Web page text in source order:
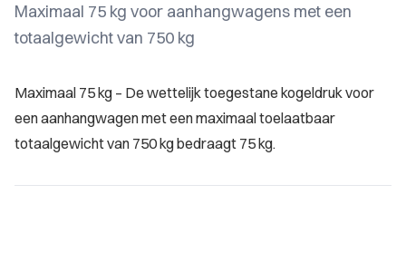
Maximaal 75 kg voor aanhangwagens met een
totaalgewicht van 750 kg
Maximaal 75 kg – De wettelijk toegestane kogeldruk voor
een aanhangwagen met een maximaal toelaatbaar
totaalgewicht van 750 kg bedraagt 75 kg.